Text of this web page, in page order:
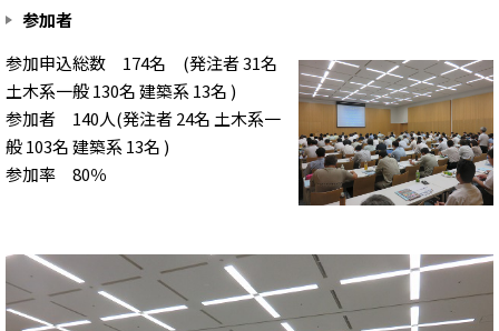
参加者
参加申込総数 174名 (発注者 31名
土木系一般 130名 建築系 13名 )
参加者 140人(発注者 24名 土木系一
般 103名 建築系 13名 )
参加率 80％